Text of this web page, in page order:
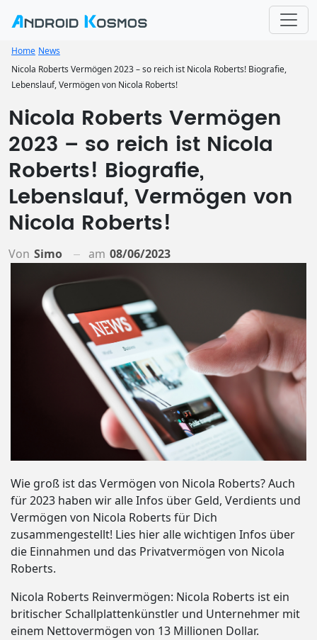
Home News
Nicola Roberts Vermögen 2023 – so reich ist Nicola Roberts! Biografie,
Lebenslauf, Vermögen von Nicola Roberts!
Nicola Roberts Vermögen
2023 – so reich ist Nicola
Roberts! Biografie,
Lebenslauf, Vermögen von
Nicola Roberts!
Von Simo am 08/06/2023
Wie groß ist das Vermögen von Nicola Roberts? Auch
für 2023 haben wir alle Infos über Geld, Verdients und
Vermögen von Nicola Roberts für Dich
zusammengestellt! Lies hier alle wichtigen Infos über
die Einnahmen und das Privatvermögen von Nicola
Roberts.
Nicola Roberts Reinvermögen: Nicola Roberts ist ein
britischer Schallplattenkünstler und Unternehmer mit
einem Nettovermögen von 13 Millionen Dollar.